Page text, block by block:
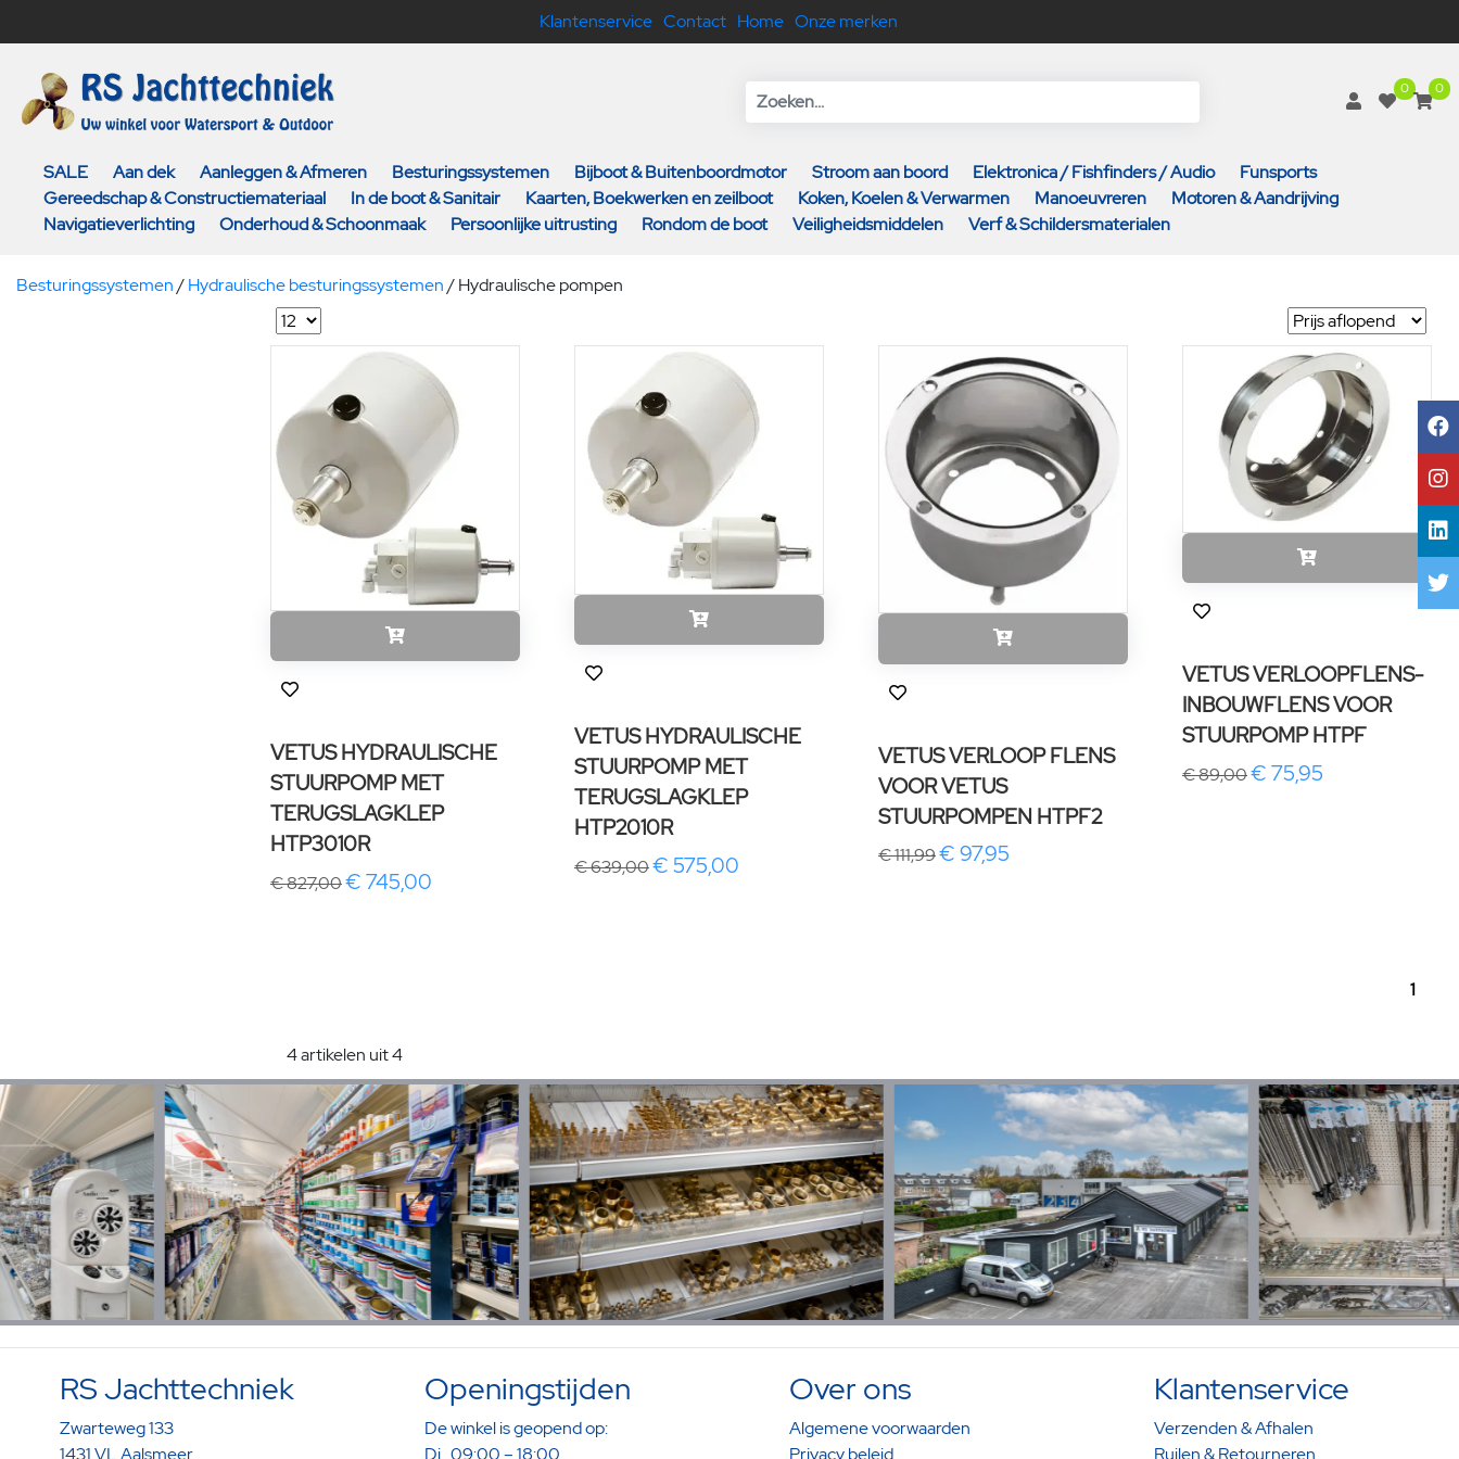
Klantenservice Contact Home Onze merken
0 0
SALE Aan dek Aanleggen & Afmeren Besturingssystemen Bijboot & Buitenboordmotor Stroom aan boord Elektronica / Fishfinders / Audio
Funsports
Gereedschap & Constructiemateriaal
In de boot & Sanitair Kaarten, Boekwerken en zeilboot Koken, Koelen & Verwarmen Manoeuvreren
Motoren & Aandrijving
Navigatieverlichting
Onderhoud & Schoonmaak Persoonlijke uitrusting Rondom de boot Veiligheidsmiddelen Verf & Schildersmaterialen
Besturingssystemen/Hydraulische besturingssystemen/Hydraulische pompen
VETUS HYDRAULISCHE
STUURPOMP MET
TERUGSLAGKLEP
HTP3010R
€ 827,00€ 745,00
VETUS HYDRAULISCHE
STUURPOMP MET
TERUGSLAGKLEP
HTP2010R
€ 639,00€ 575,00
VETUS VERLOOP FLENS
VOOR VETUS
STUURPOMPEN HTPF2
€ 111,99€ 97,95
VETUS VERLOOPFLENS-
INBOUWFLENS VOOR
STUURPOMP HTPF
€ 89,00€ 75,95
1
4 artikelen uit 4
RS Jachttechniek
Zwarteweg 133
1431 VL Aalsmeer
Openingstijden
De winkel is geopend op:
Di 09:00 – 18:00
Over ons
Algemene voorwaarden
Privacy beleid
Klantenservice
Verzenden & Afhalen
Ruilen & Retourneren